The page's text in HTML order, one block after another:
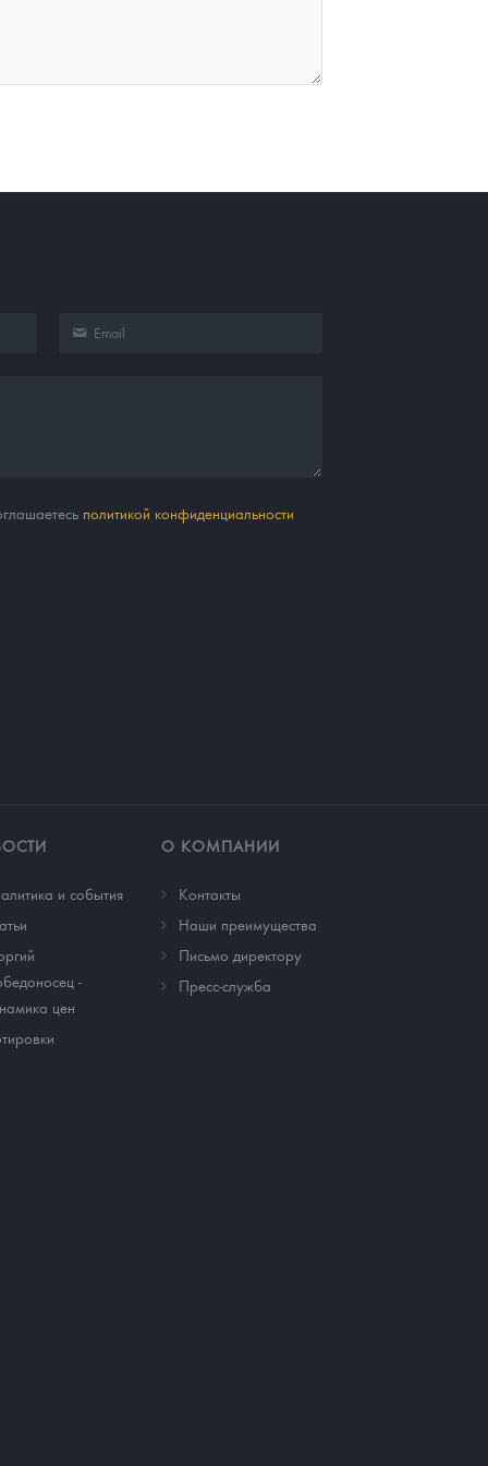
политикой конфиденциальности
и события
-
цен
О КОМПАНИИ
Контакты
Наши преимущества
Письмо директору
Пресс-служба